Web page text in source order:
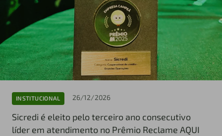
INSTITUCIONAL 26/12/2026
Sicredi é eleito pelo terceiro ano consecutivo
líder em atendimento no Prêmio Reclame AQUI